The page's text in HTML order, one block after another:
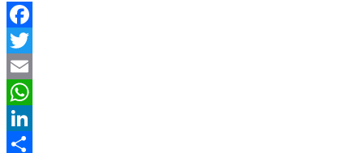
Facebook
Twitter
Email
WhatsApp
LinkedIn